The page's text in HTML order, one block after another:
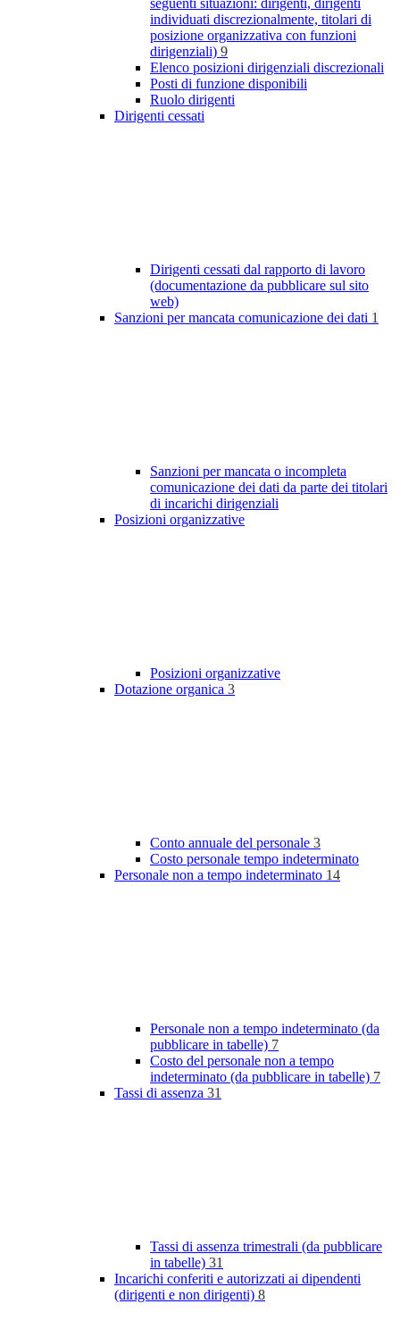
seguenti situazioni: dirigenti, dirigenti
individuati discrezionalmente, titolari di
posizione organizzativa con funzioni
dirigenziali) 9
Elenco posizioni dirigenziali discrezionali
Posti di funzione disponibili
Ruolo dirigenti
Dirigenti cessati
Dirigenti cessati dal rapporto di lavoro
(documentazione da pubblicare sul sito
web)
Sanzioni per mancata comunicazione dei dati 1
Sanzioni per mancata o incompleta
comunicazione dei dati da parte dei titolari
di incarichi dirigenziali
Posizioni organizzative
Posizioni organizzative
Dotazione organica 3
Conto annuale del personale 3
Costo personale tempo indeterminato
Personale non a tempo indeterminato 14
Personale non a tempo indeterminato (da
pubblicare in tabelle) 7
Costo del personale non a tempo
indeterminato (da pubblicare in tabelle) 7
Tassi di assenza 31
Tassi di assenza trimestrali (da pubblicare
in tabelle) 31
Incarichi conferiti e autorizzati ai dipendenti
(dirigenti e non dirigenti) 8